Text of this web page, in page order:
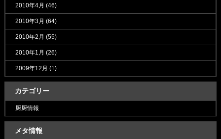
2010年4月 (46)
2010年3月 (64)
2010年2月 (55)
2010年1月 (26)
2009年12月 (1)
カテゴリー
厨厨情報
メタ情報